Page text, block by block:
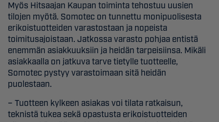
Myös Hitsaajan Kaupan toiminta tehostuu uusien
tilojen myötä. Somotec on tunnettu monipuolisesta
erikoistuotteiden varastostaan ja nopeista
toimitusajoistaan. Jatkossa varasto pohjaa entistä
enemmän asiakkuuksiin ja heidän tarpeisiinsa. Mikäli
asiakkaalla on jatkuva tarve tietylle tuotteelle,
Somotec pystyy varastoimaan sitä heidän
puolestaan.
– Tuotteen kylkeen asiakas voi tilata ratkaisun,
teknistä tukea sekä opastusta erikoistuotteiden